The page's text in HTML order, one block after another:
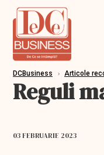
DCBusiness › Articole
Reguli
03 FEBRUARIE 2023